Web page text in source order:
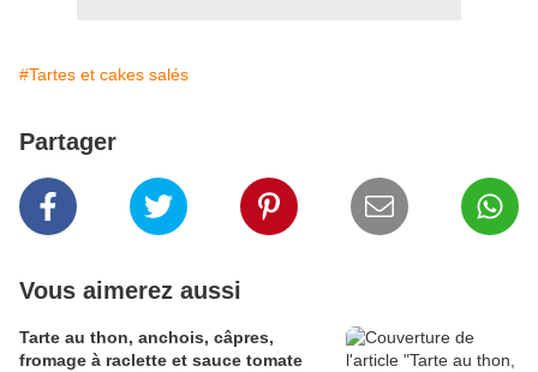
#Tartes et cakes salés
Partager
Vous aimerez aussi
Tarte au thon, anchois, câpres,
fromage à raclette et sauce tomate